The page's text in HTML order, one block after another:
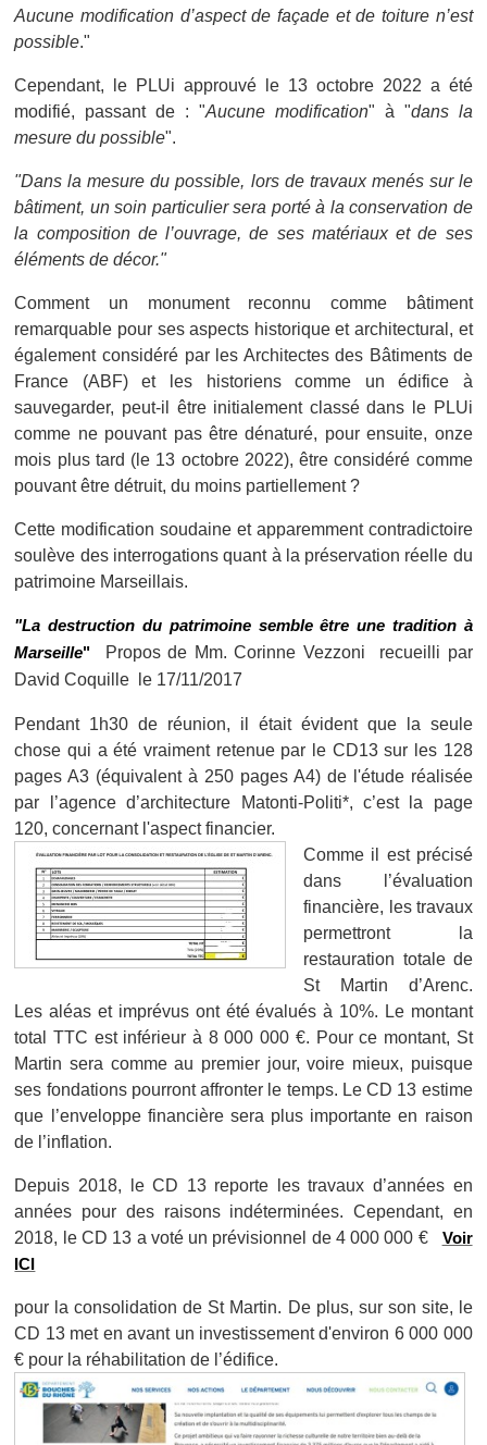
Aucune modification d’aspect de façade et de toiture n’est
possible."
Cependant, le PLUi approuvé le 13 octobre 2022 a été
modifié, passant de : "Aucune modification" à "dans la
mesure du possible".
"Dans la mesure du possible, lors de travaux menés sur le
bâtiment, un soin particulier sera porté à la conservation de
la composition de l’ouvrage, de ses matériaux et de ses
éléments de décor."
Comment un monument reconnu comme bâtiment
remarquable pour ses aspects historique et architectural, et
également considéré par les Architectes des Bâtiments de
France (ABF) et les historiens comme un édifice à
sauvegarder, peut-il être initialement classé dans le PLUi
comme ne pouvant pas être dénaturé, pour ensuite, onze
mois plus tard (le 13 octobre 2022), être considéré comme
pouvant être détruit, du moins partiellement ?
Cette modification soudaine et apparemment contradictoire
soulève des interrogations quant à la préservation réelle du
patrimoine Marseillais.
"La destruction du patrimoine semble être une tradition à
Marseille"
Propos de Mm. Corinne Vezzoni recueilli par
David Coquille le 17/11/2017
Pendant 1h30 de réunion, il était évident que la seule
chose qui a été vraiment retenue par le CD13 sur les 128
pages A3 (équivalent à 250 pages A4) de l'étude réalisée
par l’agence d’architecture Matonti-Politi*, c’est la page
120, concernant l'aspect financier.
Comme il est précisé
dans l’évaluation
financière, les travaux
permettront la
restauration totale de
St Martin d’Arenc.
Les aléas et imprévus ont été évalués à 10%. Le montant
total TTC est inférieur à 8 000 000 €. Pour ce montant, St
Martin sera comme au premier jour, voire mieux, puisque
ses fondations pourront affronter le temps. Le CD 13 estime
que l’enveloppe financière sera plus importante en raison
de l’inflation.
Depuis 2018, le CD 13 reporte les travaux d’années en
années pour des raisons indéterminées. Cependant, en
2018, le CD 13 a voté un prévisionnel de 4 000 000 € Voir
ICI
pour la consolidation de St Martin. De plus, sur son site, le
CD 13 met en avant un investissement d'environ 6 000 000
€ pour la réhabilitation de l’édifice.